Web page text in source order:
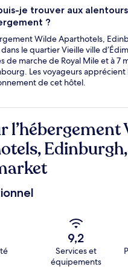
je trouver aux
?
Wilde Aparthotels,
le quartier Vieille ville
de marche de Royal Mile et à 7
Les voyageurs
de cet hôtel.
l’hébergement
Edinburgh,
9,2
Services et
équipements